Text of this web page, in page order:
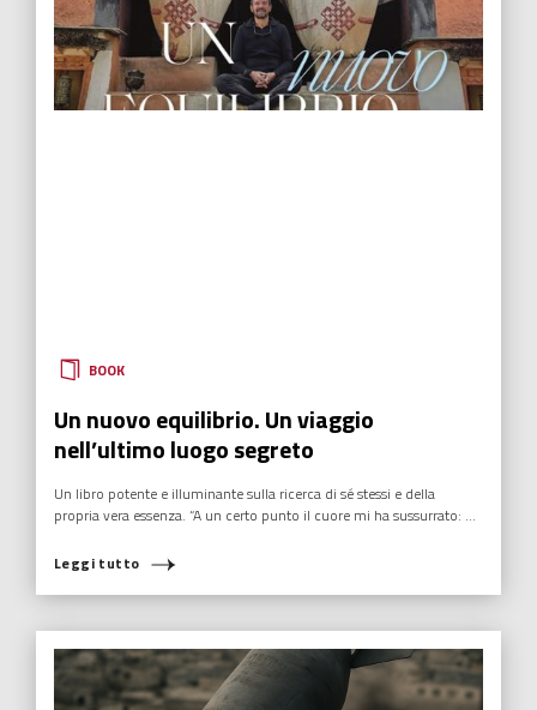
BOOK
Un nuovo equilibrio. Un viaggio
nell’ultimo luogo segreto
Un libro potente e illuminante sulla ricerca di sé stessi e della
propria vera essenza. “A un certo punto il cuore mi ha sussurrato: ...
Leggi tutto